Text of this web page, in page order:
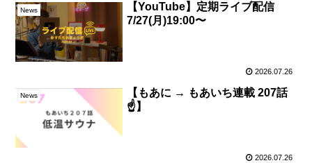
News
【YouTube】定期ライブ配信
7/27(月)19:00〜
2026.07.26
News
【もあに → もあいち連載 207話
☝️】
2026.07.26